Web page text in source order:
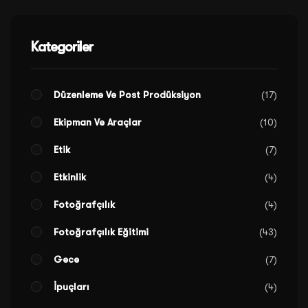
Kategoriler
Düzenleme Ve Post Prodüksiyon 17
Ekipman Ve Araçlar 10
Etik 7
Etkinlik 4
Fotoğrafçılık 4
Fotoğrafçılık Eğitimi 43
Gece 7
İpuçları 4